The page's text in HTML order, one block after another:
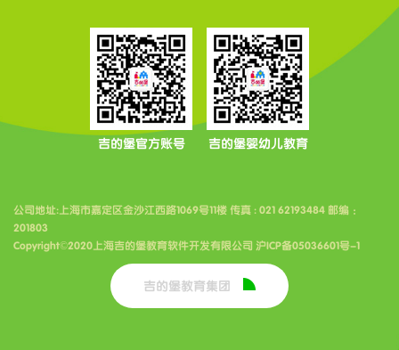
吉的堡官方账号 吉的堡婴幼儿教育
公司地址:上海市嘉定区金沙江西路1069号11楼 传真 : 021 62193484 邮编 ：
201803
Copyright©2020上海吉的堡教育软件开发有限公司 沪ICP备05036601号-1
吉的堡教育集团